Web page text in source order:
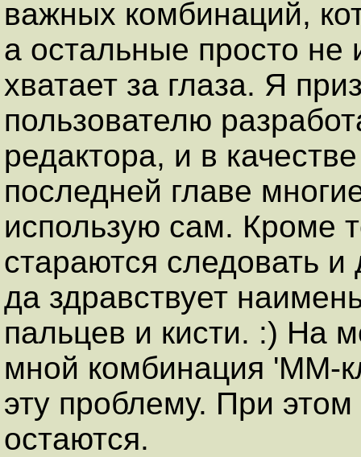
важных комбинаций,
а остальные просто не
хватает за глаза. Я
пользователю
редактора, и в
последней главе
использую сам. Кроме
стараются следовать
да здравствует
пальцев и кисти. :) На
мной комбинация 'MM-
эту проблему. При
остаются.